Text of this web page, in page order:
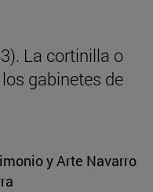
La cortinilla o
gabinetes de
y Arte Navarro